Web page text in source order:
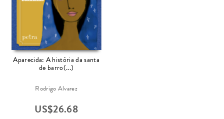
Aparecida: A história da santa
de barro(...)
Rodrigo Alvarez
US$26.68